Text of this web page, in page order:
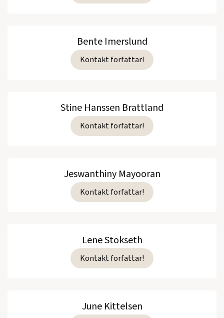
Bente Imerslund
Kontakt forfattar!
Stine Hanssen Brattland
Kontakt forfattar!
Jeswanthiny Mayooran
Kontakt forfattar!
Lene Stokseth
Kontakt forfattar!
June Kittelsen